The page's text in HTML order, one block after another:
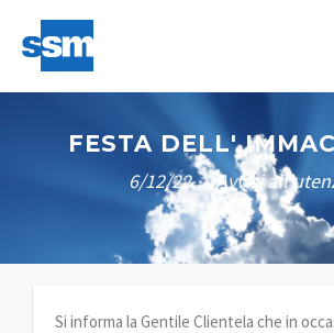
FESTA DELL'
6/12/22 / Avvisi
Si informa la Gentile Clientela che in